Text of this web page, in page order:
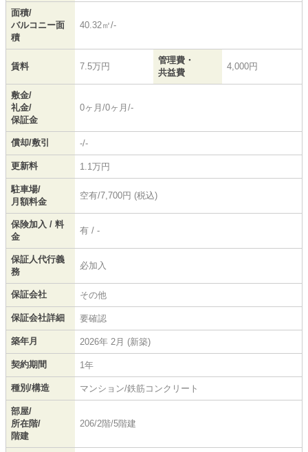
面積/
バルコニー面
積
40.32㎡/-
賃料 7.5万円
管理費・
共益費
4,000円
敷金/
礼金/
保証金
0ヶ月/0ヶ月/-
償却/敷引 -/-
更新料 1.1万円
駐車場/
月額料金
空有/7,700円 (税込)
保険加入 / 料
金
有 / -
保証人代行義
務
必加入
保証会社 その他
保証会社詳細 要確認
築年月 2026年 2月 (新築)
契約期間 1年
種別/構造 マンション/鉄筋コンクリート
部屋/
所在階/
階建
206/2階/5階建